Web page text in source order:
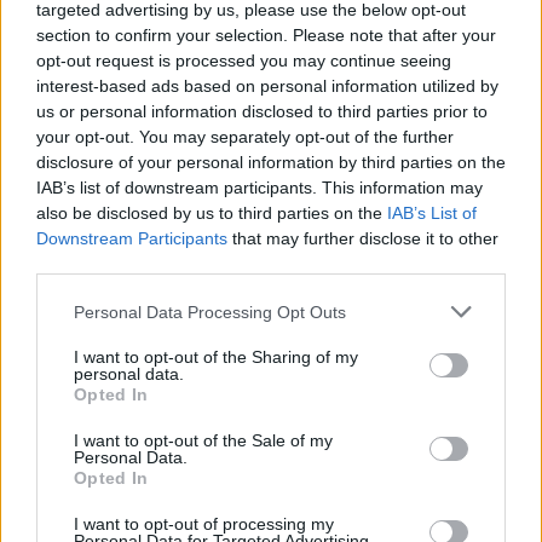
targeted advertising by us, please use the below opt-out
section to confirm your selection. Please note that after your
opt-out request is processed you may continue seeing
interest-based ads based on personal information utilized by
us or personal information disclosed to third parties prior to
your opt-out. You may separately opt-out of the further
disclosure of your personal information by third parties on the
IAB’s list of downstream participants. This information may
also be disclosed by us to third parties on the IAB’s List of
Downstream Participants that may further disclose it to other
Personal Data Processing Opt Outs
I want to opt-out of the Sharing of my
personal data.
Opted In
I want to opt-out of the Sale of my
Personal Data.
Opted In
I want to opt-out of processing my
Deseu el meu nom, el correu electrònic i el lloc web en
aquest navegador per a la propera vegada que comenti.
Captcha5 + 1 = ?
CAPTCHA